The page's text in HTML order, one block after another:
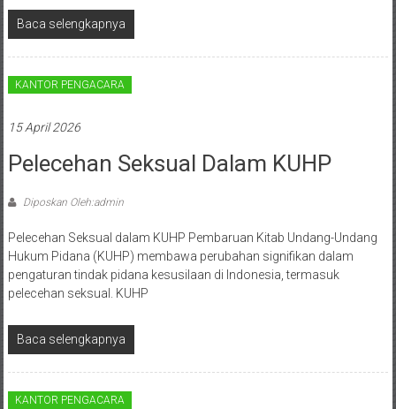
Bontang,
Demak,
Kudus,
Depok,
Sorong,
Papua,
Bekasi,
Pengacara
Pajak,
Pengacara
Perusahaan,
Kantor
Baca selengkapnya
KANTOR PENGACARA
15 April 2026
Pelecehan Seksual Dalam KUHP
Diposkan Oleh:admin
Pelecehan Seksual dalam KUHP Pembaruan Kitab Undang-Undang
Hukum Pidana (KUHP) membawa perubahan signifikan dalam
pengaturan tindak pidana kesusilaan di Indonesia, termasuk
pelecehan seksual. KUHP
Baca selengkapnya
KANTOR PENGACARA